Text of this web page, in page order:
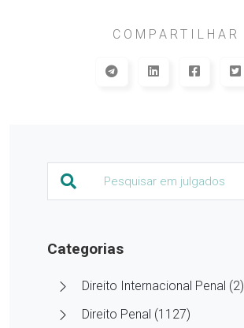
COMPARTILHAR
Categorias
Direito Internacional Penal (2)
Direito Penal (1127)